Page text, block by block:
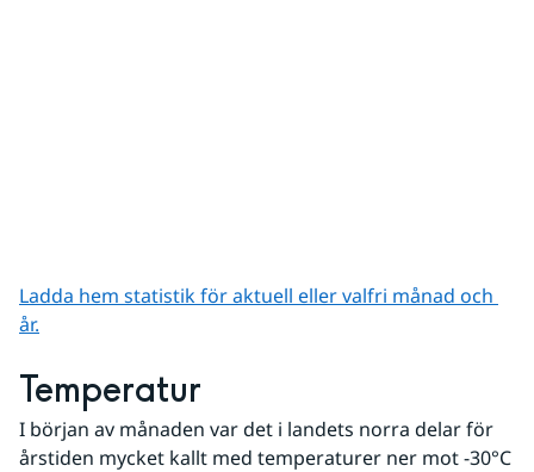
Ladda hem statistik för aktuell eller valfri månad och
år.
Temperatur
I början av månaden var det i landets norra delar för
årstiden mycket kallt med temperaturer ner mot -30°C